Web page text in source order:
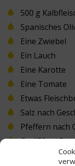
500 g
Spanisches
Eine Zwiebel
Ein Lauch
Eine Karotte
Eine Tomate
Etwas
Salz nach
Pfeffern nach
Ca. 150 ml
Ein Esslöffel